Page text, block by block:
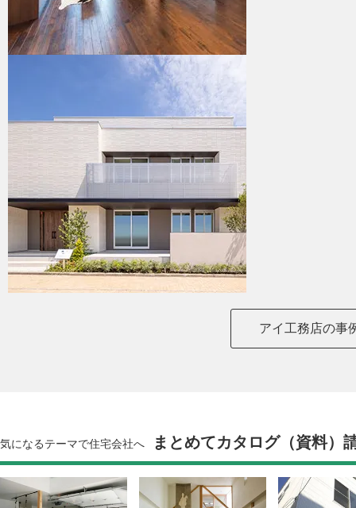
アイ工務店の事
気になるテーマで住宅会社へ まとめてカタログ（資料）